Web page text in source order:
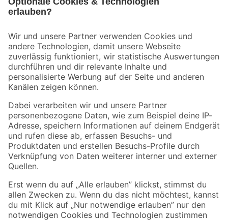
Der toom Newsletter: Keine Angebote und Aktionen mehr verpassen!
Zur Newsletter Anmeldung
Folge uns
Zahlungsarten Versandarten
Sicher einkaufen
Jetzt die toom-App herunterladen